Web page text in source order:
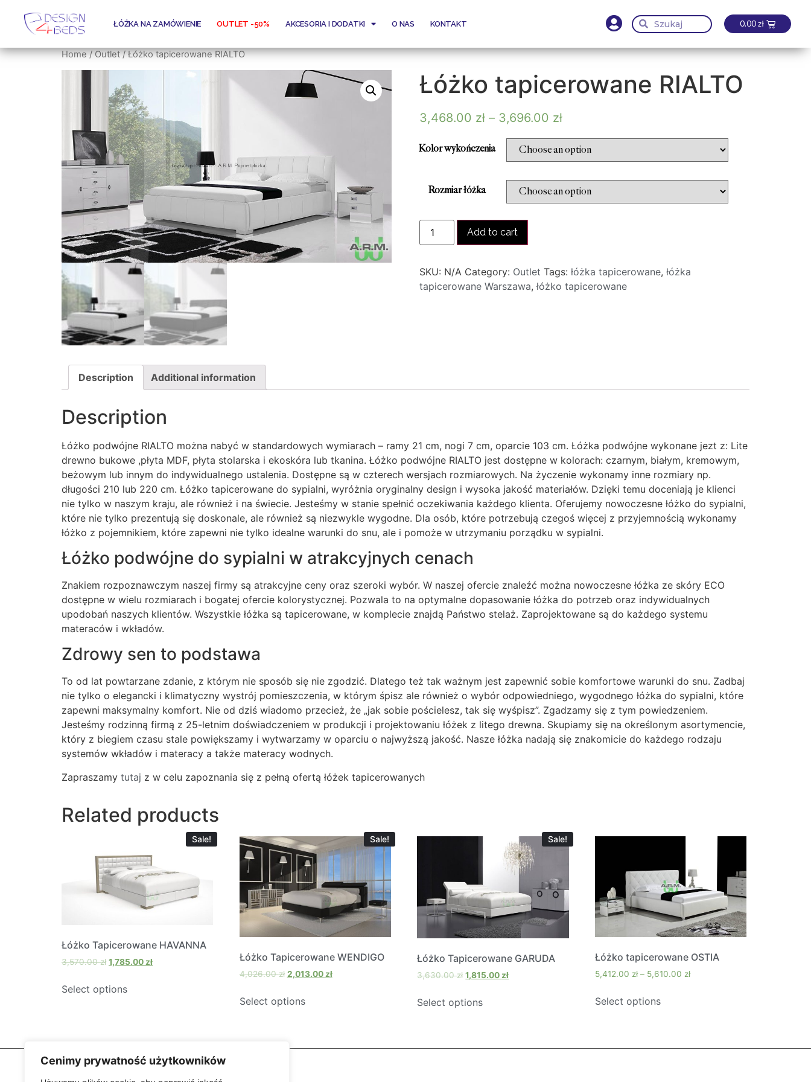
Cenimy prywatność użytkowników
ŁÓŻKA NA ZAMÓWIENIE OUTLET -50% AKCESORIA I DODATKI O NAS KONTAKT 0.00zł
Home/Outlet/ Łóżko tapicerowane RIALTO
Łóżko tapicerowane RIALTO
3,468.00 zł– 3,696.00 zł
Kolor wykończenia
Rozmiar łóżka
Add to cart
SKU: N/A Category: Outlet Tags: łóżka tapicerowane, łóżka
tapicerowane Warszawa, łóżko tapicerowane
Description Additional information
Description
Łóżko podwójne RIALTO można nabyć w standardowych wymiarach – ramy 21 cm, nogi 7 cm, oparcie 103 cm. Łóżka podwójne wykonane jezt z: Lite
drewno bukowe ,płyta MDF, płyta stolarska i ekoskóra lub tkanina. Łóżko podwójne RIALTO jest dostępne w kolorach: czarnym, białym, kremowym,
beżowym lub innym do indywidualnego ustalenia. Dostępne są w czterech wersjach rozmiarowych. Na życzenie wykonamy inne rozmiary np.
długości 210 lub 220 cm. Łóżko tapicerowane do sypialni, wyróżnia oryginalny design i wysoka jakość materiałów. Dzięki temu doceniają je klienci
nie tylko w naszym kraju, ale również i na świecie. Jesteśmy w stanie spełnić oczekiwania każdego klienta. Oferujemy nowoczesne łóżko do sypialni,
które nie tylko prezentują się doskonale, ale również są niezwykle wygodne. Dla osób, które potrzebują czegoś więcej z przyjemnością wykonamy
łóżko z pojemnikiem, które zapewni nie tylko idealne warunki do snu, ale i pomoże w utrzymaniu porządku w sypialni.
Łóżko podwójne do sypialni w atrakcyjnych cenach
Znakiem rozpoznawczym naszej firmy są atrakcyjne ceny oraz szeroki wybór. W naszej ofercie znaleźć można nowoczesne łóżka ze skóry ECO
dostępne w wielu rozmiarach i bogatej ofercie kolorystycznej. Pozwala to na optymalne dopasowanie łóżka do potrzeb oraz indywidualnych
upodobań naszych klientów. Wszystkie łóżka są tapicerowane, w komplecie znajdą Państwo stelaż. Zaprojektowane są do każdego systemu
materaców i wkładów.
Zdrowy sen to podstawa
To od lat powtarzane zdanie, z którym nie sposób się nie zgodzić. Dlatego też tak ważnym jest zapewnić sobie komfortowe warunki do snu. Zadbaj
nie tylko o elegancki i klimatyczny wystrój pomieszczenia, w którym śpisz ale również o wybór odpowiedniego, wygodnego łóżka do sypialni, które
zapewni maksymalny komfort. Nie od dziś wiadomo przecież, że „jak sobie pościelesz, tak się wyśpisz”. Zgadzamy się z tym powiedzeniem.
Jesteśmy rodzinną firmą z 25-letnim doświadczeniem w produkcji i projektowaniu łóżek z litego drewna. Skupiamy się na określonym asortymencie,
który z biegiem czasu stale powiększamy i wytwarzamy w oparciu o najwyższą jakość. Nasze łóżka nadają się znakomicie do każdego rodzaju
systemów wkładów i materacy a także materacy wodnych.
Zapraszamy tutaj z w celu zapoznania się z pełną ofertą łóżek tapicerowanych
Related products
Sale!
Łóżko Tapicerowane HAVANNA
3,570.00zł 1,785.00zł
Select options
Sale!
Łóżko Tapicerowane WENDIGO
4,026.00zł 2,013.00zł
Select options
Sale!
Łóżko Tapicerowane GARUDA
3,630.00zł 1,815.00zł
Select options
Łóżko tapicerowane OSTIA
5,412.00zł– 5,610.00zł
Select options